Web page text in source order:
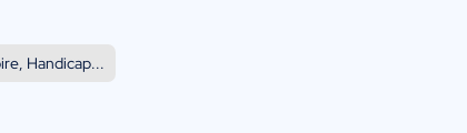
Handicap...